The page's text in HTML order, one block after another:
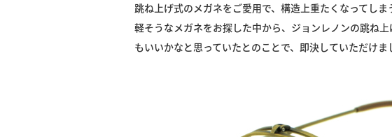
跳ね上げ式のメガネをご愛用で、構造上重たくなってしま
軽そうなメガネをお探した中から、ジョンレノンの跳ね
もいいかなと思っていたとのことで、即決していただけま